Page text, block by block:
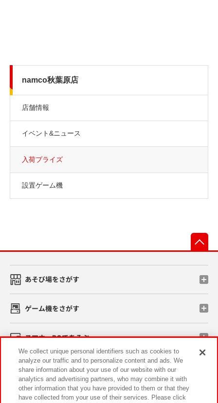
namco秋葉原店
店舗情報
イベント&ニュース
入荷プライズ
設置ゲーム機
あそび場をさがす
ゲーム機をさがす
スマホ・PCであそぶ
イベント・キャンペーン
We collect unique personal identifiers such as cookies to
analyze our traffic and to personalize content and ads. We
share information about your use of our website with our
analytics and advertising partners, who may combine it with
other information that you have provided to them or that they
have collected from your use of their services. Please click